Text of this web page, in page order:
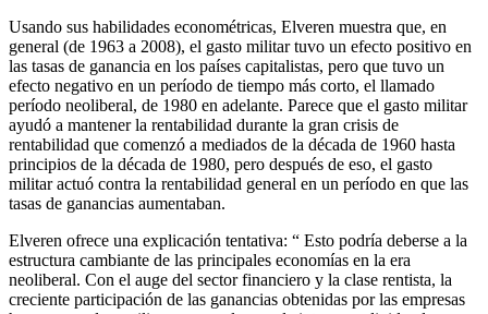
Usando sus habilidades econométricas, Elveren muestra que, en
general (de 1963 a 2008), el gasto militar tuvo un efecto positivo en
las tasas de ganancia en los países capitalistas, pero que tuvo un
efecto negativo en un período de tiempo más corto, el llamado
período neoliberal, de 1980 en adelante. Parece que el gasto militar
ayudó a mantener la rentabilidad durante la gran crisis de
rentabilidad que comenzó a mediados de la década de 1960 hasta
principios de la década de 1980, pero después de eso, el gasto
militar actuó contra la rentabilidad general en un período en que las
tasas de ganancias aumentaban.
Elveren ofrece una explicación tentativa: “ Esto podría deberse a la
estructura cambiante de las principales economías en la era
neoliberal. Con el auge del sector financiero y la clase rentista, la
creciente participación de las ganancias obtenidas por las empresas